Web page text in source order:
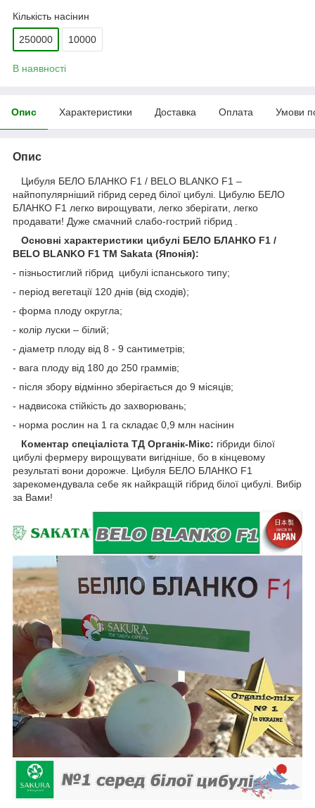
Кількість насінин
250000 10000
В наявності
Опис Характеристики Доставка Оплата Умови
Опис
Цибуля БЕЛО БЛАНКО F1 / BELO BLANKO F1 –
найпопулярніший гібрид серед білої цибулі. Цибулю БЕЛО
БЛАНКО F1 легко вирощувати, легко зберігати, легко
продавати! Дуже смачний слабо-гострий гібрид .
Основні характеристики цибулі БЕЛО БЛАНКО F1 /
BELO BLANKO F1 ТМ Sakata (Японія):
- пізньостиглий гібрид цибулі іспанського типу;
- період вегетації 120 днів (від сходів);
- форма плоду округла;
- колір луски – білий;
- діаметр плоду від 8 - 9 сантиметрів;
- вага плоду від 180 до 250 граммів;
- після збору відмінно зберігається до 9 місяців;
- надвисока стійкість до захворювань;
- норма рослин на 1 га складає 0,9 млн насінин
Коментар спеціаліста ТД Органік-Мікс: гібриди білої
цибулі фермеру вирощувати вигідніше, бо в кінцевому
результаті вони дорожче. Цибуля БЕЛО БЛАНКО F1
зарекомендувала себе як найкращій гібрид білої цибулі. Вибір
за Вами!